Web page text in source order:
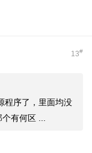
13#
程序了，里面均没
有何区 ...